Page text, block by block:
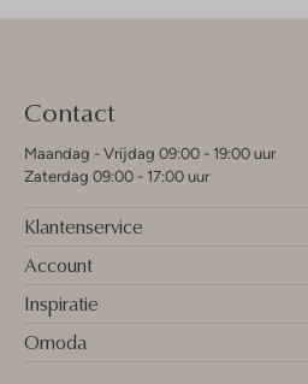
Contact
Maandag - Vrijdag 09:00 - 19:00 uur
Zaterdag 09:00 - 17:00 uur
Klantenservice
Account
Inspiratie
Omoda